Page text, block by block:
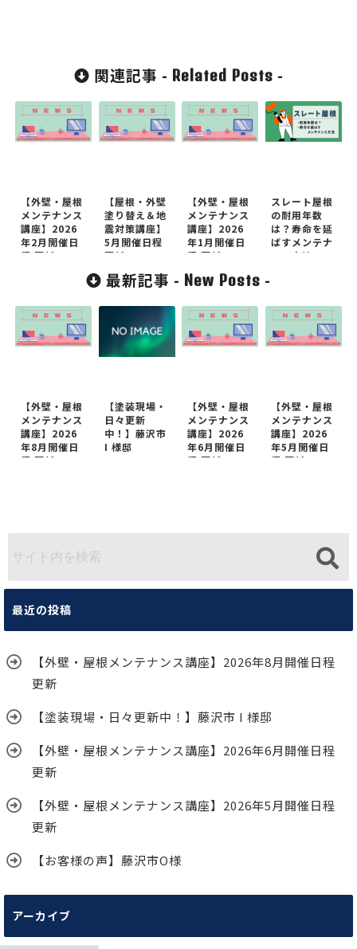
関連記事 - Related Posts -
【外壁・屋根
メンテナンス
講座】2026
年2月開催日
程 更新
【屋根・外壁
塗り替え＆地
震対策講座】
5月開催日程
更新
【外壁・屋根
メンテナンス
講座】2026
年1月開催日
程 更新
スレート屋根
の耐用年数
は？寿命を延
ばすメンテナ
ンス方法
最新記事 - New Posts -
【外壁・屋根
メンテナンス
講座】2026
年8月開催日
程 更新
【塗装現場・
日々更新
中！】藤沢市
I 様邸
【外壁・屋根
メンテナンス
講座】2026
年6月開催日
程 更新
【外壁・屋根
メンテナンス
講座】2026
年5月開催日
程 更新
最近の投稿
【外壁・屋根メンテナンス講座】2026年8月開催日程
更新
【塗装現場・日々更新中！】藤沢市 I 様邸
【外壁・屋根メンテナンス講座】2026年6月開催日程
更新
【外壁・屋根メンテナンス講座】2026年5月開催日程
更新
【お客様の声】藤沢市O様
アーカイブ